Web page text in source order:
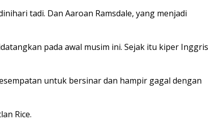
tadi. Dan Aaroan Ramsdale, yang menjadi
pada awal musim ini. Sejak itu kiper Inggris
untuk bersinar dan hampir gagal dengan
Rice.